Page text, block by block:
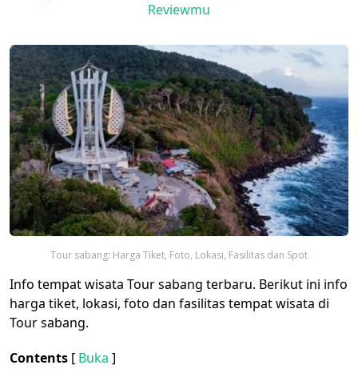
Reviewmu
Tour sabang: Harga Tiket, Foto, Lokasi, Fasilitas dan Spot
Info tempat wisata Tour sabang terbaru. Berikut ini info
harga tiket, lokasi, foto dan fasilitas tempat wisata di
Tour sabang.
Contents [ Buka ]